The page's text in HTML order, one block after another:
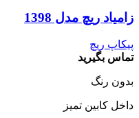
زامیاد ریچ مدل 1398
پیکاپ ریچ
تماس بگیرید
بدون رنگ
داخل کابین تمیز